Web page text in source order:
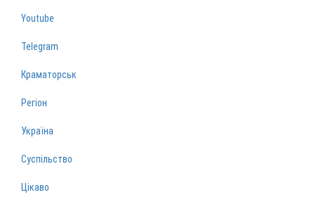
Youtube
Telegram
Краматорськ
Регіон
Україна
Суспільство
Цікаво